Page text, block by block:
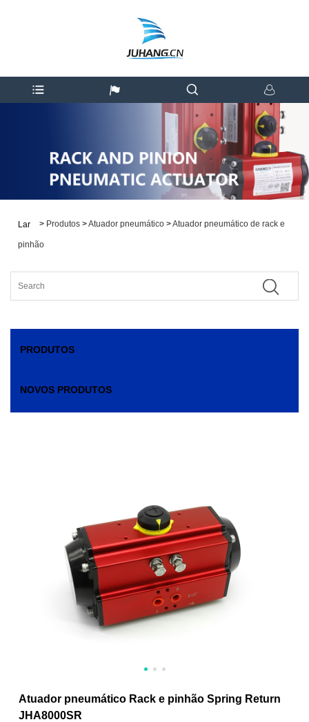
Lar > Produtos >Atuador pneumático >Atuador pneumático de rack e
pinhão
PRODUTOS
NOVOS PRODUTOS
Atuador pneumático Rack e pinhão Spring Return
JHA8000SR